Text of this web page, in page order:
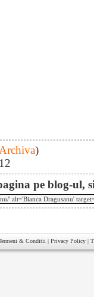
)
pe blog-ul,
& Conditii | Privacy Policy |